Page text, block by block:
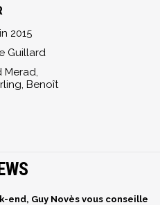
2015
Guillard
Merad,
Benoît
end, Guy Novès vous conseille